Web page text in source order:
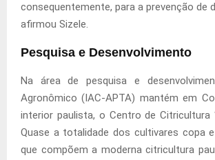
consequentemente, para a prevenção de
afirmou Sizele.
Pesquisa e Desenvolvimento
Na área de pesquisa e
Agronômico (IAC-APTA) mantém em
interior paulista, o Centro de Citricultura
Quase a totalidade dos cultivares copa
que compõem a moderna citricultura